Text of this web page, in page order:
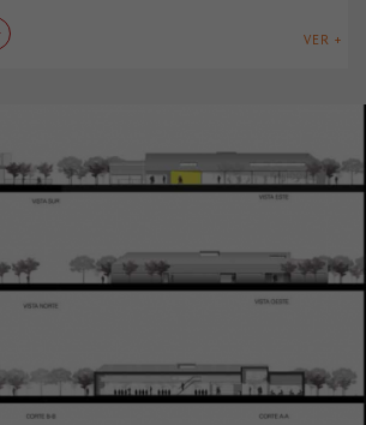
VER +